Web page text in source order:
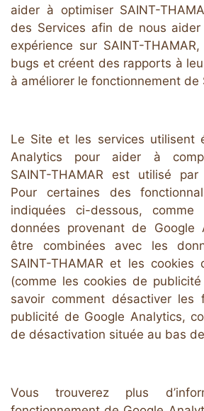
aider à optimiser SAINT-
des Services afin de nous
expérience sur SAINT-
bugs et créent des rapports à
à améliorer le fonctionnement de
Le Site et les services utilisent
Analytics pour aider à
SAINT-THAMAR est utilisé
Pour certaines des
indiquées ci-dessous,
données provenant de Google
être combinées avec les
SAINT-THAMAR et les cookies
(comme les cookies de
savoir comment désactiver les
publicité de Google Analytics,
de désactivation située au bas
Vous trouverez plus